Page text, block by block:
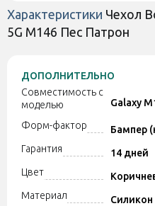
Характеристики Чехол
5G M146 Пес Патрон
ДОПОЛНИТЕЛЬНО
Совместимость с
моделью
Galaxy
Форм-фактор
Бампер
Гарантия
14 дней
Цвет
Материал
Силикон